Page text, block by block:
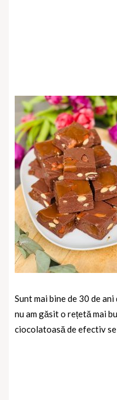
Sunt mai bine de 30 de
nu am găsit o rețetă mai
ciocolatoasă de efectiv